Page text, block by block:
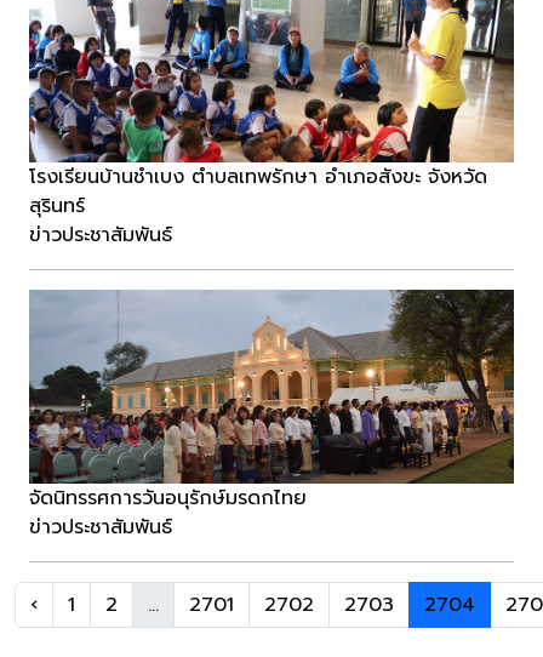
โรงเรียนบ้านชำเบง ตำบลเทพรักษา อำเภอสังขะ จังหวัด
สุรินทร์
ข่าวประชาสัมพันธ์
จัดนิทรรศการวันอนุรักษ์มรดกไทย
ข่าวประชาสัมพันธ์
‹ 1 2 ... 2701 2702 2703 2704